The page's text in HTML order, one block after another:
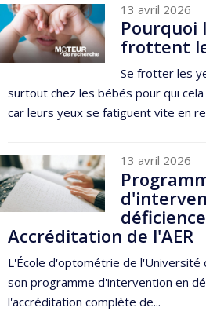
13 avril 2026
Pourquoi
frottent
Se frotter les
surtout chez les bébés pour qui
car leurs yeux se fatiguent vite en
13 avril 2026
Accréditation de l'AER
L'École d'optométrie de
son programme d'intervention en
l'accréditation complète de...